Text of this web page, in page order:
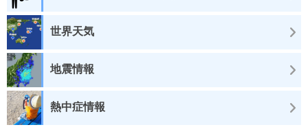
世界天気
地震情報
熱中症情報